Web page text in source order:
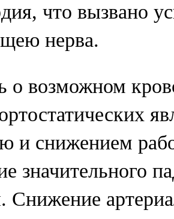
что вызвано
нерва.
о возможном
и снижением
значительного
Снижение